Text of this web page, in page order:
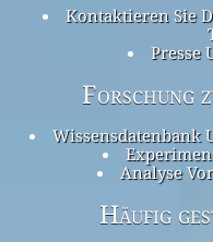
Kontaktieren Sie
Presse
Forschung
Analyse
Häufig